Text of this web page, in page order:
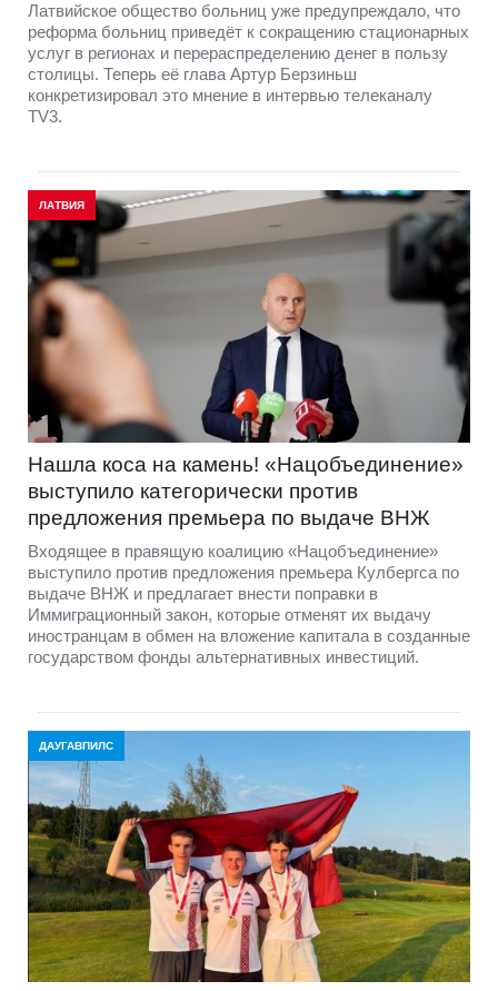
Латвийское общество больниц уже предупреждало, что
реформа больниц приведёт к сокращению стационарных
услуг в регионах и перераспределению денег в пользу
столицы. Теперь её глава Артур Берзиньш
конкретизировал это мнение в интервью телеканалу
TV3.
ЛАТВИЯ
Нашла коса на камень! «Нацобъединение»
выступило категорически против
предложения премьера по выдаче ВНЖ
Входящее в правящую коалицию «Нацобъединение»
выступило против предложения премьера Кулбергса по
выдаче ВНЖ и предлагает внести поправки в
Иммиграционный закон, которые отменят их выдачу
иностранцам в обмен на вложение капитала в созданные
государством фонды альтернативных инвестиций.
ДАУГАВПИЛС